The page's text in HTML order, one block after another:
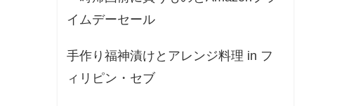
イムデーセール
手作り福神漬けとアレンジ料理 in フ
ィリピン・セブ